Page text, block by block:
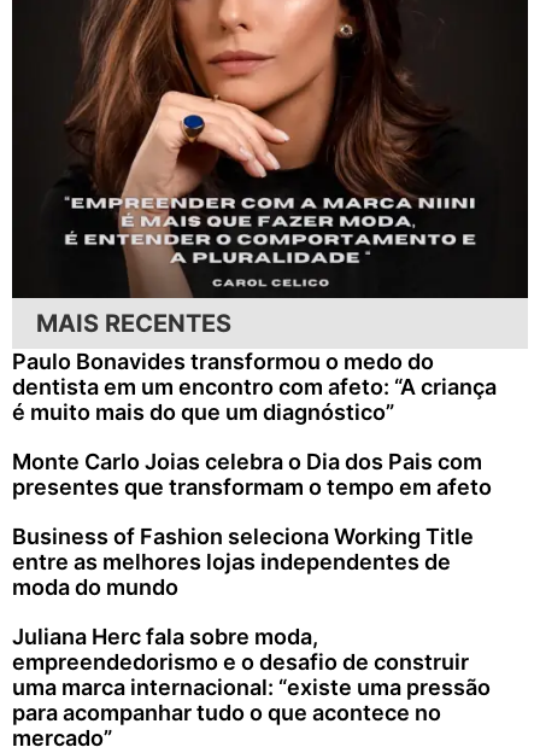
MAIS RECENTES
Paulo Bonavides transformou o medo do
dentista em um encontro com afeto: “A criança
é muito mais do que um diagnóstico”
Monte Carlo Joias celebra o Dia dos Pais com
presentes que transformam o tempo em afeto
Business of Fashion seleciona Working Title
entre as melhores lojas independentes de
moda do mundo
Juliana Herc fala sobre moda,
empreendedorismo e o desafio de construir
uma marca internacional: “existe uma pressão
para acompanhar tudo o que acontece no
mercado”